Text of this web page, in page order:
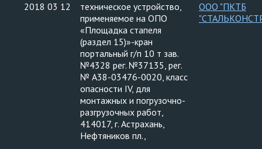
2018 03 12
техническое устройство,
применяемое на ОПО
«Площадка стапеля
(раздел 15)»-кран
портальный г/п 10 т зав.
№4328 рег. №37135, рег.
№ А38-03476-0020, класс
опасности IV, для
монтажных и погрузочно-
разгрузочных работ,
414017, г. Астрахань,
Нефтяников пл.,
ООО "ПКТБ